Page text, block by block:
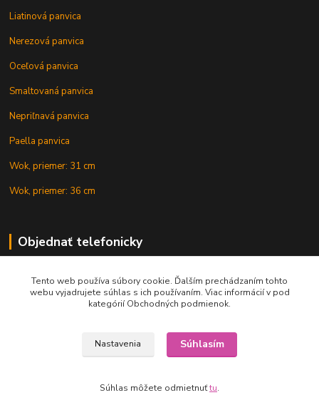
Liatinová panvica
Nerezová panvica
Oceľová panvica
Smaltovaná panvica
Nepriľnavá panvica
Paella panvica
Wok, priemer: 31 cm
Wok, priemer: 36 cm
Objednať telefonicky
+421 902 212 007
Copyright © 2015-2020 KOTLIK NA GULAS.online, všetky práva vyhradené
Tento web používa súbory cookie. Ďalším prechádzaním tohto
webu vyjadrujete súhlas s ich používaním. Viac informácií v pod
kategórií Obchodných podmienok.
Nastavenia Súhlasím
Súhlas môžete odmietnuťtu.